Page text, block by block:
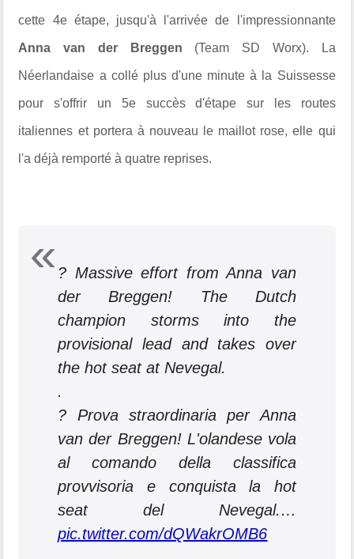
cette 4e étape, jusqu'à l'arrivée de l'impressionnante
Anna van der Breggen (Team SD Worx). La
Néerlandaise a collé plus d'une minute à la Suissesse
pour s'offrir un 5e succès d'étape sur les routes
italiennes et portera à nouveau le maillot rose, elle qui
l'a déjà remporté à quatre reprises.
? Massive effort from Anna van
der Breggen! The Dutch
champion storms into the
provisional lead and takes over
the hot seat at Nevegal.
.
? Prova straordinaria per Anna
van der Breggen! L'olandese vola
al comando della classifica
provvisoria e conquista la hot
seat del Nevegal.…
pic.twitter.com/dQWakrOMB6